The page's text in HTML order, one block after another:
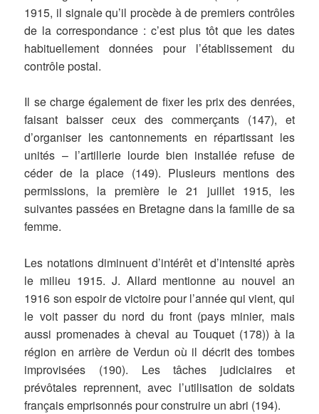
1915, il signale qu’il procède à de premiers contrôles
de la correspondance : c’est plus tôt que les dates
habituellement données pour l’établissement du
contrôle postal.
Il se charge également de fixer les prix des denrées,
faisant baisser ceux des commerçants (147), et
d’organiser les cantonnements en répartissant les
unités – l’artillerie lourde bien installée refuse de
céder de la place (149). Plusieurs mentions des
permissions, la première le 21 juillet 1915, les
suivantes passées en Bretagne dans la famille de sa
femme.
Les notations diminuent d’intérêt et d’intensité après
le milieu 1915. J. Allard mentionne au nouvel an
1916 son espoir de victoire pour l’année qui vient, qui
le voit passer du nord du front (pays minier, mais
aussi promenades à cheval au Touquet (178)) à la
région en arrière de Verdun où il décrit des tombes
improvisées (190). Les tâches judiciaires et
prévôtales reprennent, avec l’utilisation de soldats
français emprisonnés pour construire un abri (194).